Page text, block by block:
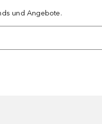
und Angebote.